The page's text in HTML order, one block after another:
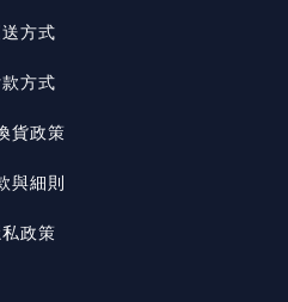
方式
方式
貨政策
與細則
政策